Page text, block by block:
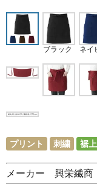
ブラック ネイ
プリント 刺繍 裾
メーカー 興栄繊商